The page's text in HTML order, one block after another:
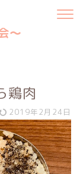
〜
鶏肉
2019年2月24日